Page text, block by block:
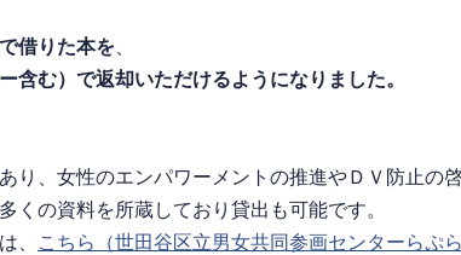
借りた本を
含む）で返却いただけるようになりました。
り、女性のエンパワーメントの推進やＤＶ防止の
くの資料を所蔵しており貸出も可能です。
、
こちら（世田谷区立男女共同参画センターらぷら